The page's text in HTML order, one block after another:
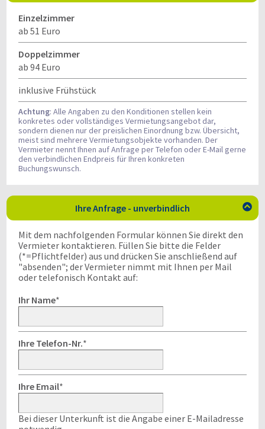
Einzelzimmer
ab 51 Euro
Doppelzimmer
ab 94 Euro
inklusive Frühstück
Achtung: Alle Angaben zu den Konditionen stellen kein
konkretes oder vollständiges Vermietungsangebot dar,
sondern dienen nur der preislichen Einordnung bzw. Übersicht,
meist sind mehrere Vermietungsobjekte vorhanden. Der
Vermieter nennt Ihnen auf Anfrage per Telefon oder E-Mail gerne
den verbindlichen Endpreis für Ihren konkreten
Buchungswunsch.
Ihre Anfrage - unverbindlich 
Mit dem nachfolgenden Formular können Sie direkt den
Vermieter kontaktieren. Füllen Sie bitte die Felder
(*=Pflichtfelder) aus und drücken Sie anschließend auf
"absenden"; der Vermieter nimmt mit Ihnen per Mail
oder telefonisch Kontakt auf:
Ihr Name*
Ihre Telefon-Nr.*
Ihre Email*
Bei dieser Unterkunft ist die Angabe einer E-Mailadresse